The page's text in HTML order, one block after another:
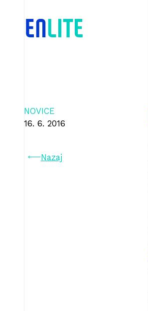
NOVICE
16. 6. 2016
Nazaj